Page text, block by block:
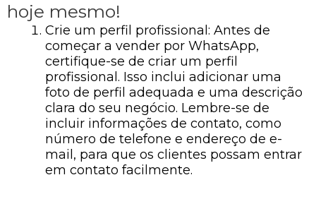
hoje mesmo!
Crie um perfil profissional: Antes de
começar a vender por WhatsApp,
certifique-se de criar um perfil
profissional. Isso inclui adicionar uma
foto de perfil adequada e uma descrição
clara do seu negócio. Lembre-se de
incluir informações de contato, como
número de telefone e endereço de e-
mail, para que os clientes possam entrar
em contato facilmente.